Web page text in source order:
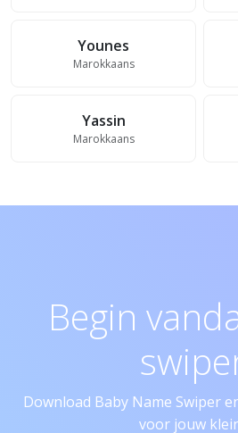
Younes
Marokkaans
Yassin
Marokkaans
Begin
Download Baby Name Swiper
voor jouw